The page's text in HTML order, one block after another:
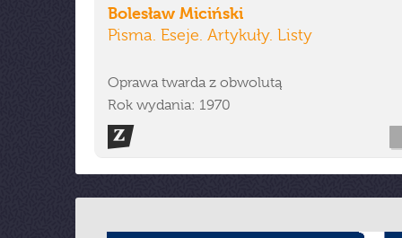
Bolesław Miciński
Pisma. Eseje. Artykuły. Listy
Oprawa twarda z obwolutą
Rok wydania: 1970